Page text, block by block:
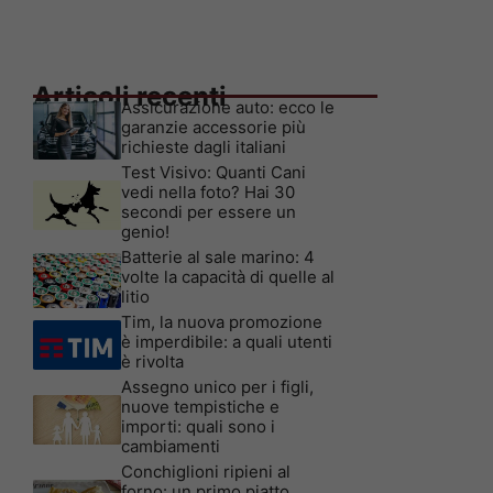
Articoli recenti
Assicurazione auto: ecco le
garanzie accessorie più
richieste dagli italiani
Test Visivo: Quanti Cani
vedi nella foto? Hai 30
secondi per essere un
genio!
Batterie al sale marino: 4
volte la capacità di quelle al
litio
Tim, la nuova promozione
è imperdibile: a quali utenti
è rivolta
Assegno unico per i figli,
nuove tempistiche e
importi: quali sono i
cambiamenti
Conchiglioni ripieni al